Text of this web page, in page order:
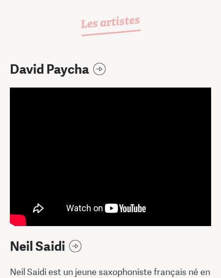
Les artistes
David Paycha
Neil Saidi
Neil Saidi est un jeune saxophoniste français né en